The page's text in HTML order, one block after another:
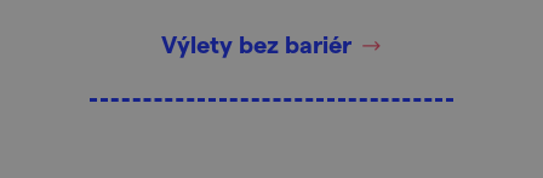
Výlety bez bariér